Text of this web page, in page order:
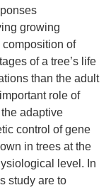
growing
composition of
of a tree’s life
than the adult
role of
adaptive
control of gene
in trees at the
level. In
study are to